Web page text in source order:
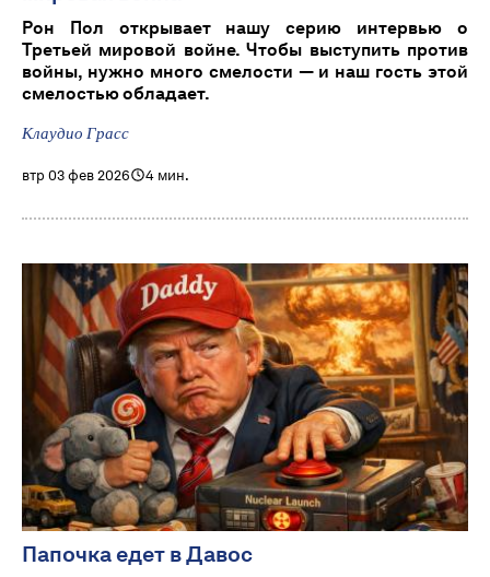
Рон Пол открывает нашу серию интервью о
Третьей мировой войне. Чтобы выступить против
войны, нужно много смелости — и наш гость этой
смелостью обладает.
Клаудио Грасс
втр 03 фев 2026 4 мин.
Папочка едет в Давос